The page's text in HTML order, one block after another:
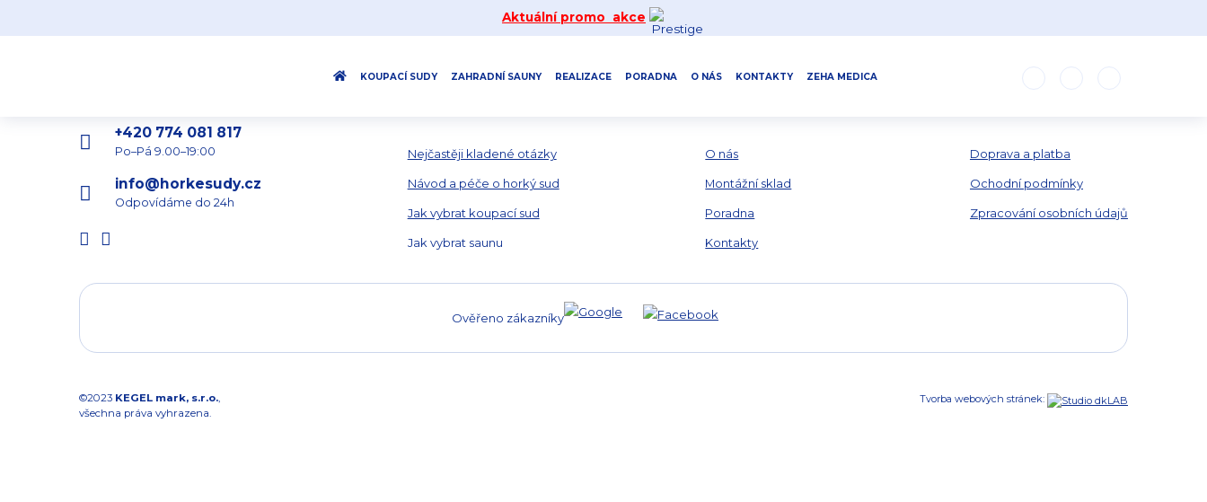
Aktuální promo akce
KOUPACÍ SUDY ZAHRADNÍ SAUNY REALIZACE PORADNA O NÁS KONTAKTY ZEHA MEDICA
+420 774 081 817
Po–Pá 9.00–19:00
info@horkesudy.cz
Odpovídáme do 24h
Nejčastěji kladené otázky
Návod a péče o horký sud
Jak vybrat koupací sud
Jak vybrat saunu
O nás
Montážní sklad
Poradna
Kontakty
Doprava a platba
Ochodní podmínky
Zpracování osobních údajů
Ověřeno zákazníky
Tvorba webových stránek:
©2023 KEGEL mark, s.r.o.,
všechna práva vyhrazena.